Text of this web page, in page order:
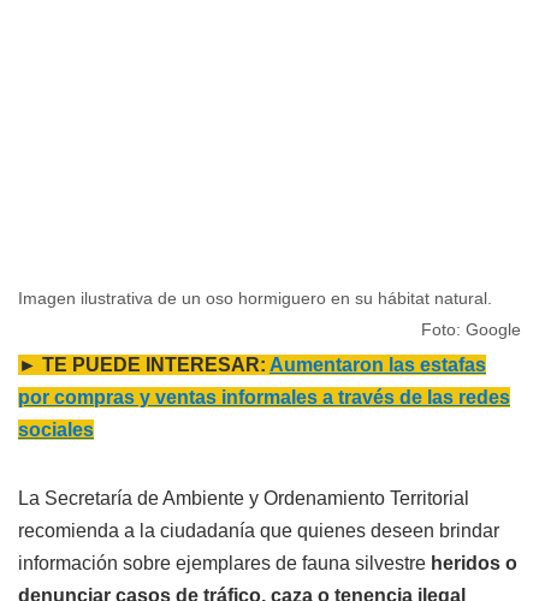
Imagen ilustrativa de un oso hormiguero en su hábitat natural.
Foto: Google
► TE PUEDE INTERESAR: Aumentaron las estafas
por compras y ventas informales a través de las redes
sociales
La Secretaría de Ambiente y Ordenamiento Territorial
recomienda a la ciudadanía que quienes deseen brindar
información sobre ejemplares de fauna silvestre heridos o
denunciar casos de tráfico, caza o tenencia ilegal